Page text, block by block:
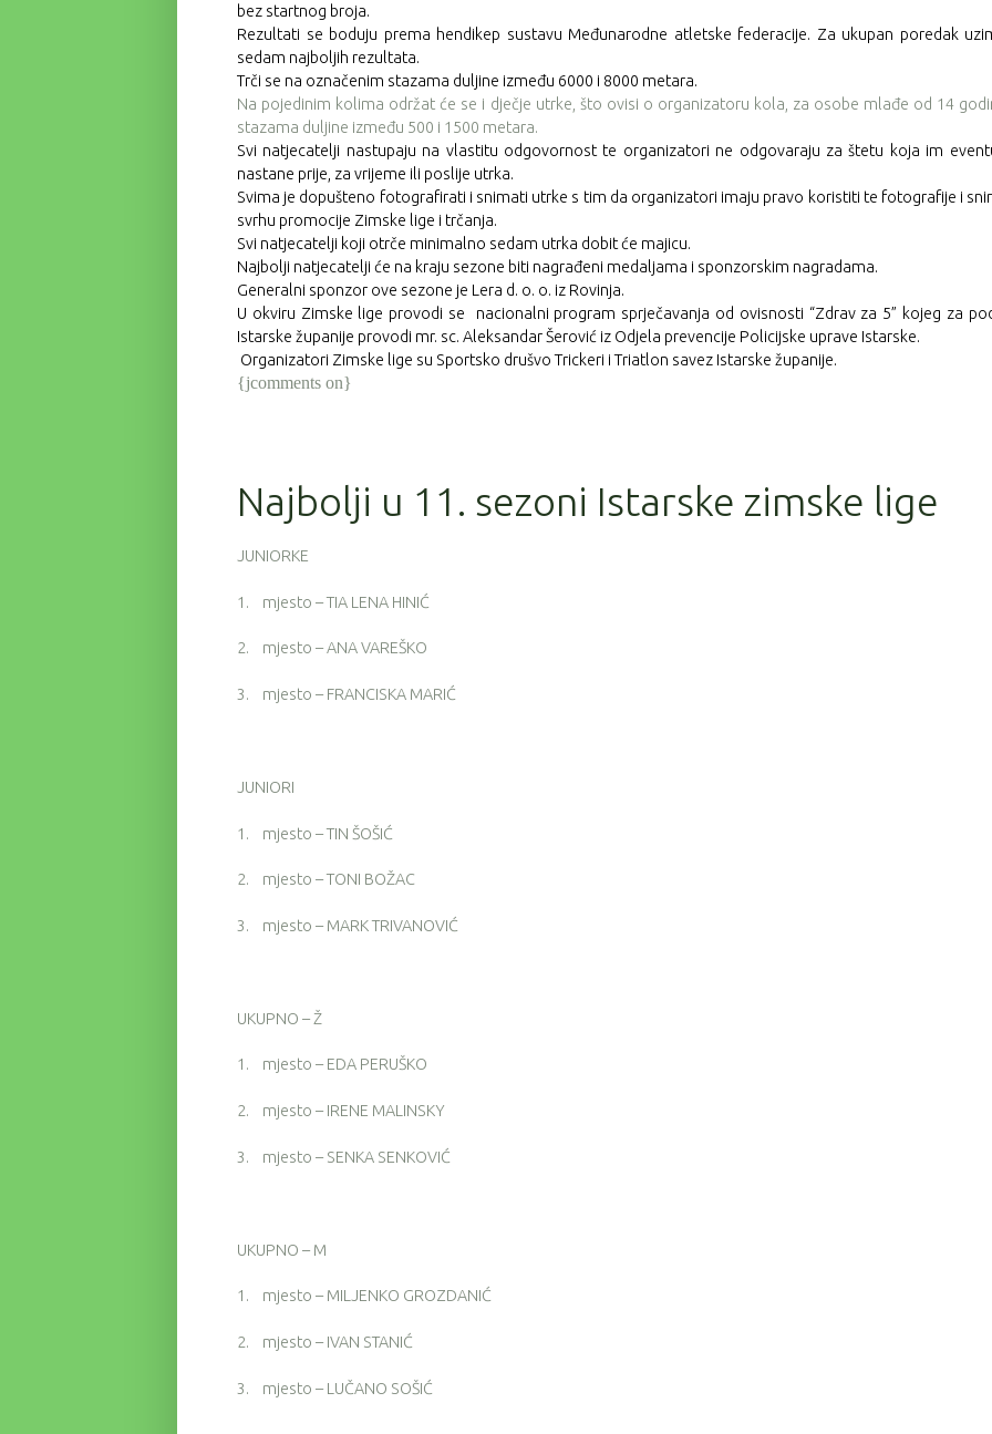
bez startnog broja.
Rezultati se boduju prema hendikep sustavu Međunarodne atletske federacije. Za ukupan poredak
sedam najboljih rezultata.
Trči se na označenim stazama duljine između 6000 i 8000 metara.
Na pojedinim kolima održat će se i dječje utrke, što ovisi o organizatoru kola, za osobe mlađe od 14
stazama duljine između 500 i 1500 metara.
Svi natjecatelji nastupaju na vlastitu odgovornost te organizatori ne odgovaraju za štetu koja im
nastane prije, za vrijeme ili poslije utrka.
Svima je dopušteno fotografirati i snimati utrke s tim da organizatori imaju pravo koristiti te fotografije i
svrhu promocije Zimske lige i trčanja.
Svi natjecatelji koji otrče minimalno sedam utrka dobit će majicu.
Najbolji natjecatelji će na kraju sezone biti nagrađeni medaljama i sponzorskim nagradama.
Generalni sponzor ove sezone je Lera d. o. o. iz Rovinja.
U okviru Zimske lige provodi se nacionalni program sprječavanja od ovisnosti “Zdrav za 5” kojeg za
Istarske županije provodi mr. sc. Aleksandar Šerović iz Odjela prevencije Policijske uprave Istarske.
Organizatori Zimske lige su Sportsko drušvo Trickeri i Triatlon savez Istarske županije.
{jcomments on}
Najbolji u 11. sezoni Istarske zimske lige
JUNIORKE
1. mjesto – TIA LENA HINIĆ
2. mjesto – ANA VAREŠKO
3. mjesto – FRANCISKA MARIĆ
JUNIORI
1. mjesto – TIN ŠOŠIĆ
2. mjesto – TONI BOŽAC
3. mjesto – MARK TRIVANOVIĆ
UKUPNO – Ž
1. mjesto – EDA PERUŠKO
2. mjesto – IRENE MALINSKY
3. mjesto – SENKA SENKOVIĆ
UKUPNO – M
1. mjesto – MILJENKO GROZDANIĆ
2. mjesto – IVAN STANIĆ
3. mjesto – LUČANO SOŠIĆ